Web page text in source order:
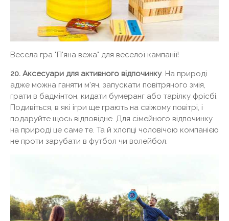
Весела гра "П'яна вежа" для веселої кампанії!
20. Аксесуари для активного відпочинку. На природі
адже можна ганяти м'яч, запускати повітряного змія,
грати в бадмінтон, кидати бумеранг або тарілку фрісбі.
Подивіться, в які ігри ще грають на свіжому повітрі, і
подаруйте щось відповідне. Для сімейного відпочинку
на природі це саме те. Та й хлопці чоловічою компанією
не проти зарубати в футбол чи волейбол.